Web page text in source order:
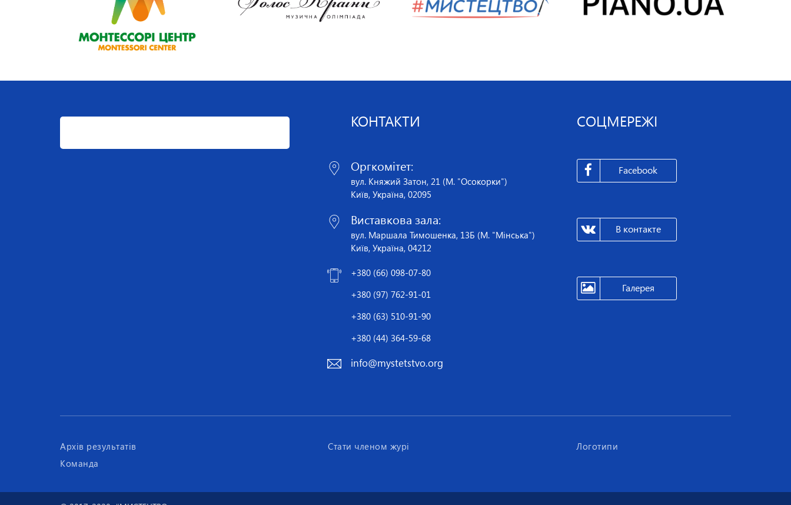
КОНТАКТИ
Оргкомітет:
вул. Княжий Затон, 21 (М. "Осокорки")
Київ, Україна, 02095
Виставкова зала:
вул. Маршала Тимошенка, 13Б (М. "Мінська")
Київ, Україна, 04212
+380 (66) 098-07-80
+380 (97) 762-91-01
+380 (63) 510-91-90
+380 (44) 364-59-68
info@mystetstvo.org
СОЦМЕРЕЖІ
Facebook
В контакте
Галерея
Архів результатів
Команда
Стати членом журі Логотипи